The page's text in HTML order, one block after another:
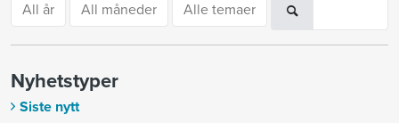
All år All måneder Alle temaer
Nyhetstyper
Siste nytt